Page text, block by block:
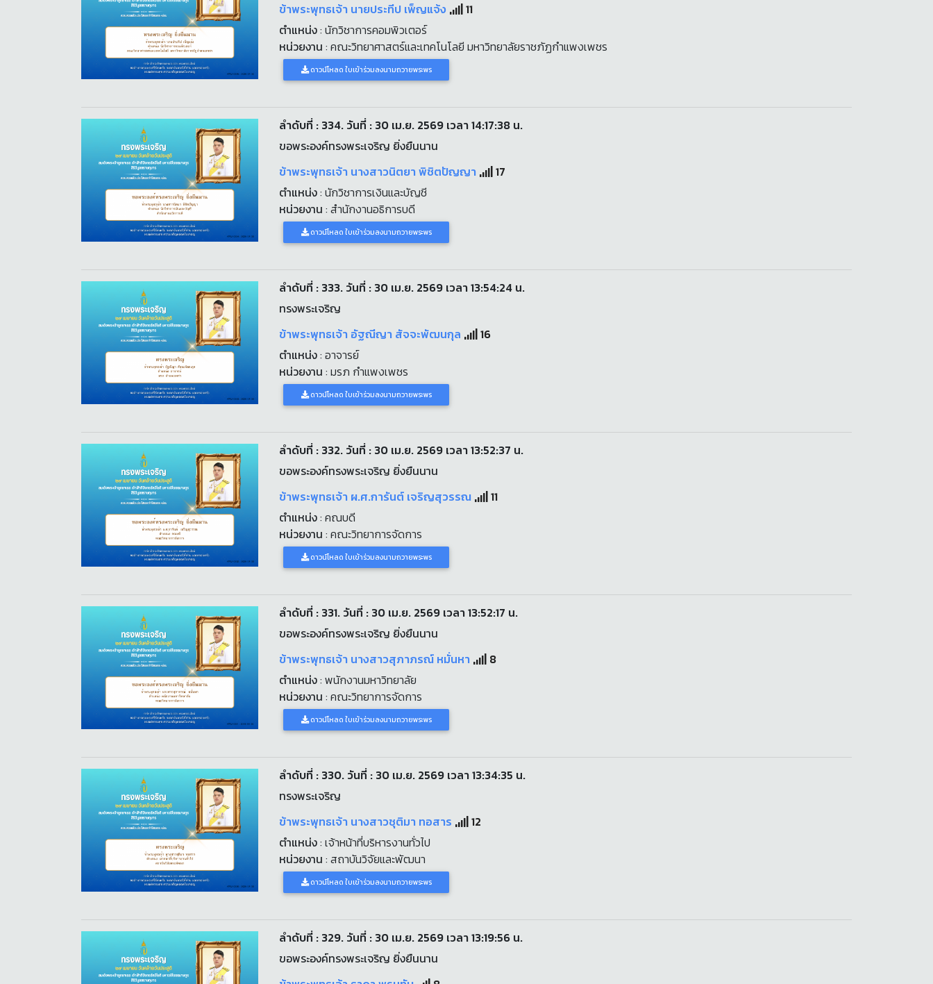
ข้าพระพุทธเจ้า นายประทีป เพ็ญแจ้ง
11
ตำแหน่ง: นักวิชาการคอมพิวเตอร์
หน่วยงาน : คณะวิทยาศาสตร์และเทคโนโลยี มหาวิทยาลัยราชภัฏกำแพงเพชร
ดาวน์โหลด ใบเข้าร่วมลงนามถวายพระพร
ลำดับที่ : 334. วันที่ : 30 เม.ย. 2569 เวลา 14:17:38 น.
ขอพระองค์ทรงพระเจริญ ยิ่งยืนนาน
ข้าพระพุทธเจ้า นางสาวนิตยา พิชิตปัญญา
17
ตำแหน่ง: นักวิชาการเงินและบัญชี
หน่วยงาน : สำนักงานอธิการบดี
ดาวน์โหลด ใบเข้าร่วมลงนามถวายพระพร
ลำดับที่ : 333. วันที่ : 30 เม.ย. 2569 เวลา 13:54:24 น.
ทรงพระเจริญ
ข้าพระพุทธเจ้า อัฐณีญา สัจจะพัฒนกุล
16
ตำแหน่ง: อาจารย์
หน่วยงาน : มรภ กำแพงเพชร
ดาวน์โหลด ใบเข้าร่วมลงนามถวายพระพร
ลำดับที่ : 332. วันที่ : 30 เม.ย. 2569 เวลา 13:52:37 น.
ขอพระองค์ทรงพระเจริญ ยิ่งยืนนาน
ข้าพระพุทธเจ้า ผ.ศ.การันต์ เจริญสุวรรณ
11
ตำแหน่ง: คณบดี
หน่วยงาน : คณะวิทยาการจัดการ
ดาวน์โหลด ใบเข้าร่วมลงนามถวายพระพร
ลำดับที่ : 331. วันที่ : 30 เม.ย. 2569 เวลา 13:52:17 น.
ขอพระองค์ทรงพระเจริญ ยิ่งยืนนาน
ข้าพระพุทธเจ้า นางสาวสุภาภรณ์ หมั่นหา
8
ตำแหน่ง: พนักงานมหาวิทยาลัย
หน่วยงาน : คณะวิทยาการจัดการ
ดาวน์โหลด ใบเข้าร่วมลงนามถวายพระพร
ลำดับที่ : 330. วันที่ : 30 เม.ย. 2569 เวลา 13:34:35 น.
ทรงพระเจริญ
ข้าพระพุทธเจ้า นางสาวชุติมา ทอสาร
12
ตำแหน่ง: เจ้าหน้าที่บริหารงานทั่วไป
หน่วยงาน : สถาบันวิจัยและพัฒนา
ดาวน์โหลด ใบเข้าร่วมลงนามถวายพระพร
ลำดับที่ : 329. วันที่ : 30 เม.ย. 2569 เวลา 13:19:56 น.
ขอพระองค์ทรงพระเจริญ ยิ่งยืนนาน